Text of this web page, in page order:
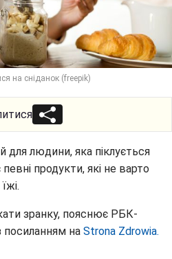
на сніданок (freepik)
людини, яка піклується
продукти, які не варто
зранку, пояснює РБК-
посиланням на Strona Zdrowia.